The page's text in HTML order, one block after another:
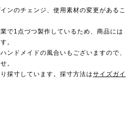
ンのチェンジ、使用素材の変更があるこ
で1点づつ製作しているため、商品には
。
ンドメイドの風合いもございますので、
。
採寸しています。採寸方法はサイズガイ